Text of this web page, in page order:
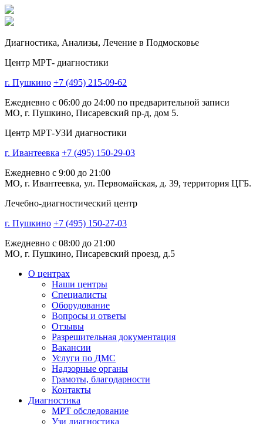
Диагностика, Анализы, Лечение в Подмосковье
Центр МРТ- диагностики
г. Пушкино +7 (495) 215-09-62
Ежедневно с 06:00 до 24:00 по предварительной записи
МО, г. Пушкино, Писаревский пр-д, дом 5.
Центр МРТ-УЗИ диагностики
г. Ивантеевка +7 (495) 150-29-03
Ежедневно с 9:00 до 21:00
МО, г. Ивантеевка, ул. Первомайская, д. 39, территория ЦГБ.
Лечебно-диагностический центр
г. Пушкино +7 (495) 150-27-03
Ежедневно с 08:00 до 21:00
МО, г. Пушкино, Писаревский проезд, д.5
О центрах
Наши центры
Специалисты
Оборудование
Вопросы и ответы
Отзывы
Разрешительная документация
Вакансии
Услуги по ДМС
Надзорные органы
Грамоты, благодарности
Контакты
Диагностика
МРТ обследование
Узи диагностика